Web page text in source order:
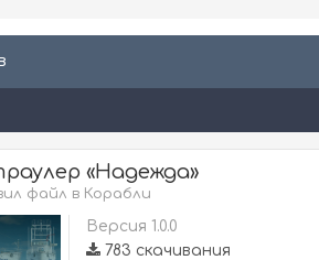
«Надежда»
файл в Корабли
Версия 1.0.0
783 скачивания